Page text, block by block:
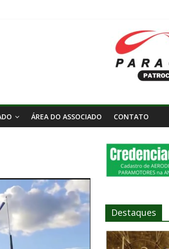
ÁREA DO ASSOCIADO CONTATO
Destaques